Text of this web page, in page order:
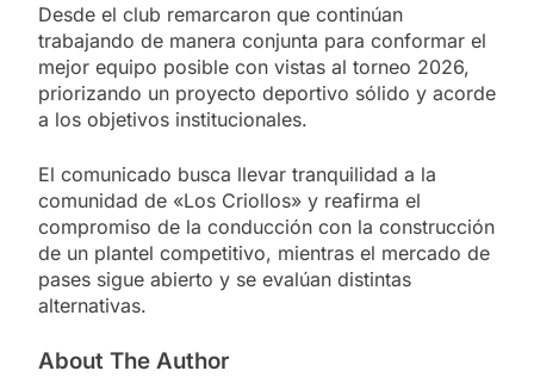
Desde el club remarcaron que continúan
trabajando de manera conjunta para conformar el
mejor equipo posible con vistas al torneo 2026,
priorizando un proyecto deportivo sólido y acorde
a los objetivos institucionales.
El comunicado busca llevar tranquilidad a la
comunidad de «Los Criollos» y reafirma el
compromiso de la conducción con la construcción
de un plantel competitivo, mientras el mercado de
pases sigue abierto y se evalúan distintas
alternativas.
About The Author